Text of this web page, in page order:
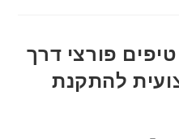
פורצי דרך
להתקנת